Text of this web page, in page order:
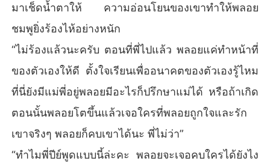
มาเช็ดน้ำตาให้ ความอ่อนโยนของเขาทำให้พลอย
ชมพูยิ่งร้องไห้อย่างหนัก
“ไม่ร้องแล้วนะครับ ตอนที่พี่ไปแล้ว พลอยแค่ทำหน้าที่
ของตัวเองให้ดี ตั้งใจเรียนเพื่ออนาคตของตัวเองรู้ไหม
ที่นี่ยังมีแม่พี่อยู่พลอยมีอะไรก็ปรึกษาแม่ได้ หรือถ้าเกิด
ตอนนั้นพลอยโตขึ้นแล้วเจอใครที่พลอยถูกใจและรัก
เขาจริงๆ พลอยก็คบเขาได้นะ พี่ไม่ว่า”
“ทำไมพี่ปีย์พูดแบบนี้ล่ะคะ พลอยจะเจอคบใครได้ยังไง